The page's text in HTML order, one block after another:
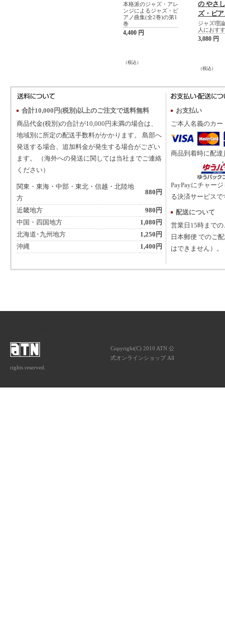
本格派のジャズ・アレ
ンジによるジャズ・ピ
アノ曲集(全2巻)の第1
巻
4,400 円
（税込）
の やさ
ズ・ピア
ジャズ理
人におす
3,080 円
（税込）
合計10,000円(税別)以上のご注文で送料無料
商品代金(税別)の合計が10,000円未満の場合は、
地域別に所定の配送手数料がかかります。 島部へ
発送する場合、追加料金が発生する場合がござい
ます。 （海外への発送に関しては当社までご連絡
ください）
関東・東海・中部・東北・信越・北陸地
方
880円
近畿地方
980円
中国・四国地方
1,080円
北海道･九州地方
1,250円
沖縄
1,400円
お支払い
ご本人名義のカ
商品到着時に配
PayPayにチャー
る決済サービスで
配送について
営業日15時まで
日本郵便 でのご
はできません）。
Copyright(C) 2010 ATN 公
式オンラインショップ All
rights reserved.